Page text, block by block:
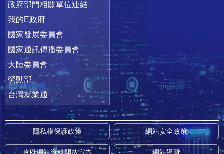
政府部門相關單位連結
我的E政府
國家發展委員會
國家通訊傳播委員會
大陸委員會
勞動部
台灣就業通
隱私權保護政策 網站安全政策